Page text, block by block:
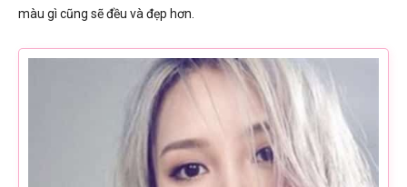
màu gì cũng sẽ đều và đẹp hơn.